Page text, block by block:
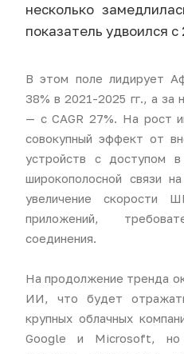
несколько
показатель удвоился с
В этом поле лидирует
38% в 2021-2025 гг., а за
— с CAGR 27%. На рост
совокупный эффект от
устройств с доступом в
широкополосной связи
увеличение скорости
приложений,
соединения.
На продолжение тренда
ИИ, что будет
крупных облачных
Google и Microsoft, но